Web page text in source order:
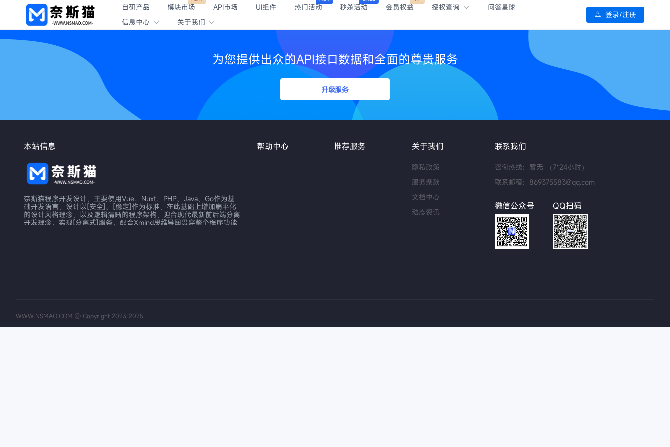
自研产品 模块市场 API市场 UI组件 热门活动 秒杀活动 会员权益 授权查询
问答星球
信息中心
关于我们
登录/注册
为您提供出众的API接口数据和全面的尊贵服务
升级服务
本站信息
奈斯猫程序开发设计，主要使用Vue、Nuxt、PHP、Java、Go作为基
础开发语言，设计以[安全]、[稳定]作为标准，在此基础上增加扁平化
的设计风格理念，以及逻辑清晰的程序架构，迎合现代最新前后端分离
开发理念，实现[分离式]服务，配合Xmind思维导图贯穿整个程序功能
帮助中心 推荐服务 关于我们
隐私政策
服务条款
文档中心
动态资讯
联系我们
咨询热线：暂无 （7*24小时）
联系邮箱：869375583@qq.com
微信公众号 QQ扫码
WWW.NSMAO.COM ⓒ Copyright 2023-2025